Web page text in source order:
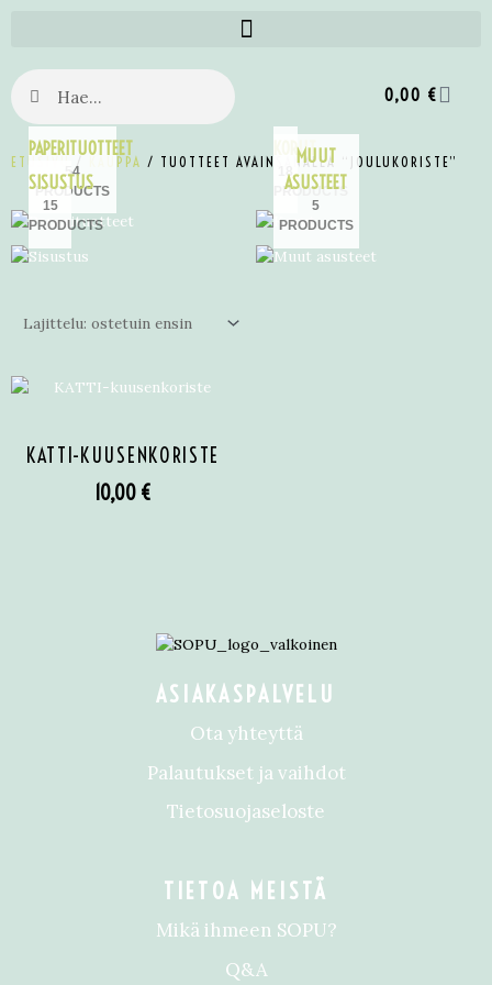
0,00 €
ETUSIVU / KAUPPA / TUOTTEET AVAINSANALLA “JOULUKORISTE”
PAPERITUOTTEET
54
PRODUCTS
KORUT
18
PRODUCTS
SISUSTUS
15
PRODUCTS
MUUT
ASUSTEET
5
PRODUCTS
KATTI-KUUSENKORISTE
10,00 €
ASIAKASPALVELU
Ota yhteyttä
Palautukset ja vaihdot
Tietosuojaseloste
TIETOA MEISTÄ
Mikä ihmeen SOPU?
Q&A